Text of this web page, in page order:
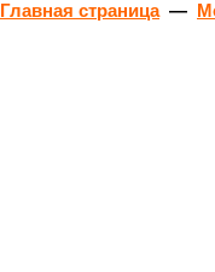
Главная страница—